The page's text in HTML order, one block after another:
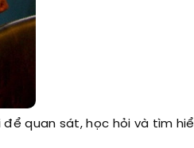
quan sát, học hỏi và tìm